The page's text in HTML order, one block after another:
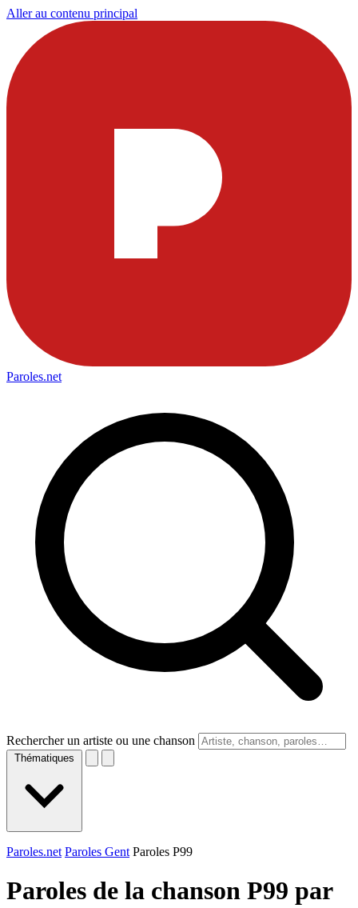
Aller au contenu principal
Paroles.net
Rechercher un artiste ou une chanson
Thématiques
Paroles.net Paroles Gent Paroles P99
Paroles de la chanson P99 par